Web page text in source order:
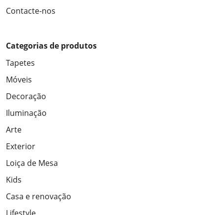
Contacte-nos
Categorias de produtos
Tapetes
Móveis
Decoração
Iluminação
Arte
Exterior
Loiça de Mesa
Kids
Casa e renovação